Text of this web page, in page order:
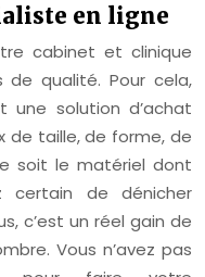
en ligne
cabinet et clinique
qualité. Pour cela,
une solution d’achat
de taille, de forme, de
soit le matériel dont
certain de dénicher
c’est un réel gain de
Vous n’avez pas